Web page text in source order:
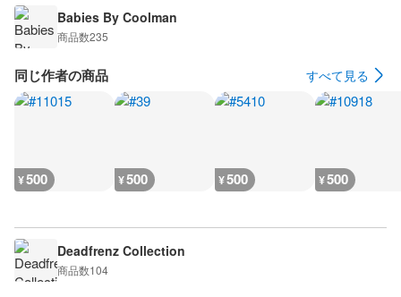
Babies By Coolman
商品数235
同じ作者の商品 すべて見る
¥500 ¥500 ¥500 ¥500
Deadfrenz Collection
商品数104